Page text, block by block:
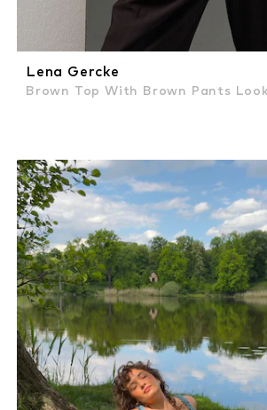
Lena Gercke
Brown Top With Brown Pants Look